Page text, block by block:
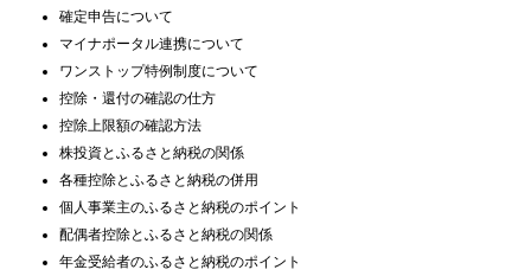
確定申告について
マイナポータル連携について
ワンストップ特例制度について
控除・還付の確認の仕方
控除上限額の確認方法
株投資とふるさと納税の関係
各種控除とふるさと納税の併用
個人事業主のふるさと納税のポイント
配偶者控除とふるさと納税の関係
年金受給者のふるさと納税のポイント